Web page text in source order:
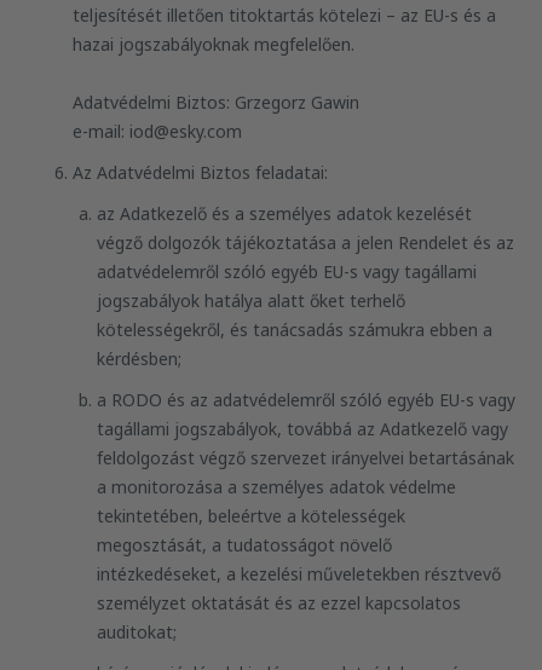
teljesítését illetően titoktartás kötelezi – az EU-s és a
hazai jogszabályoknak megfelelően.
Adatvédelmi Biztos: Grzegorz Gawin
e-mail: iod@esky.com
Az Adatvédelmi Biztos feladatai:
az Adatkezelő és a személyes adatok kezelését
végző dolgozók tájékoztatása a jelen Rendelet és az
adatvédelemről szóló egyéb EU-s vagy tagállami
jogszabályok hatálya alatt őket terhelő
kötelességekről, és tanácsadás számukra ebben a
kérdésben;
a RODO és az adatvédelemről szóló egyéb EU-s vagy
tagállami jogszabályok, továbbá az Adatkezelő vagy
feldolgozást végző szervezet irányelvei betartásának
a monitorozása a személyes adatok védelme
tekintetében, beleértve a kötelességek
megosztását, a tudatosságot növelő
intézkedéseket, a kezelési műveletekben résztvevő
személyzet oktatását és az ezzel kapcsolatos
auditokat;